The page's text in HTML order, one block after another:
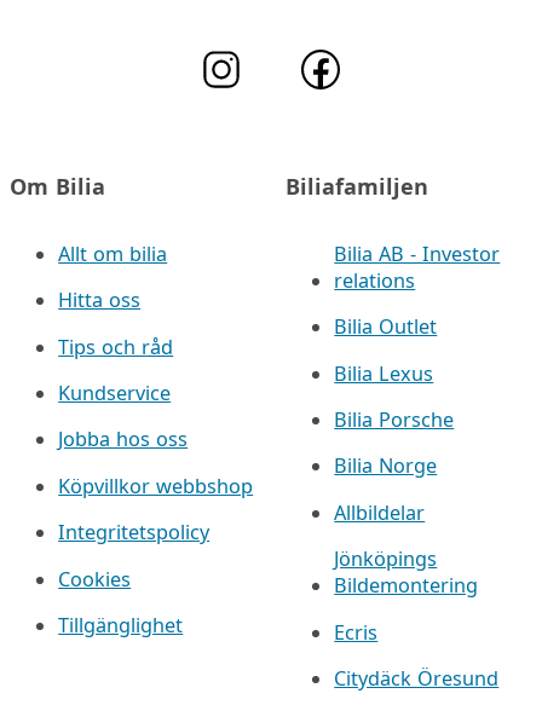
Om Bilia
Allt om bilia
Hitta oss
Tips och råd
Kundservice
Jobba hos oss
Köpvillkor webbshop
Integritetspolicy
Cookies
Tillgänglighet
Biliafamiljen
Bilia AB - Investor
relations
Bilia Outlet
Bilia Lexus
Bilia Porsche
Bilia Norge
Allbildelar
Jönköpings
Bildemontering
Ecris
Citydäck Öresund